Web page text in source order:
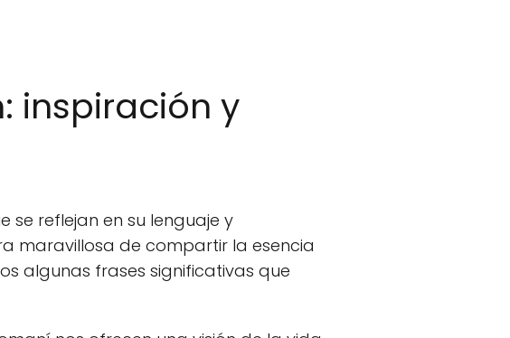
inspiración y
se reflejan en su lenguaje y
maravillosa de compartir la esencia
algunas frases significativas que